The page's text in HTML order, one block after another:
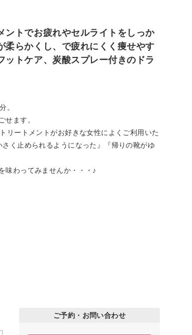
ントでお疲れやセルライトをしっか
柔らかくし、で疲れにくく痩せやす
トケア、炭酸スプレー付きのドラ
。
せます。
リートメントがお好きな女性によくご利用いた
く止められるようになった』『帰りの靴がゆ
味わってみませんか・・・♪
ご予約・お問い合わせ